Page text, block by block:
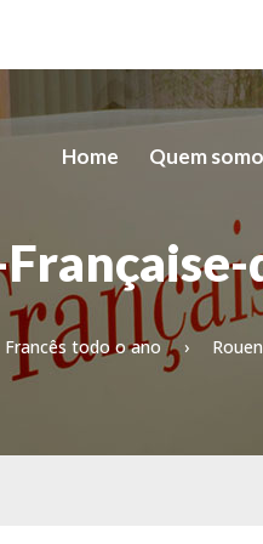
Home Quem
Francês todo o ano › Rouen